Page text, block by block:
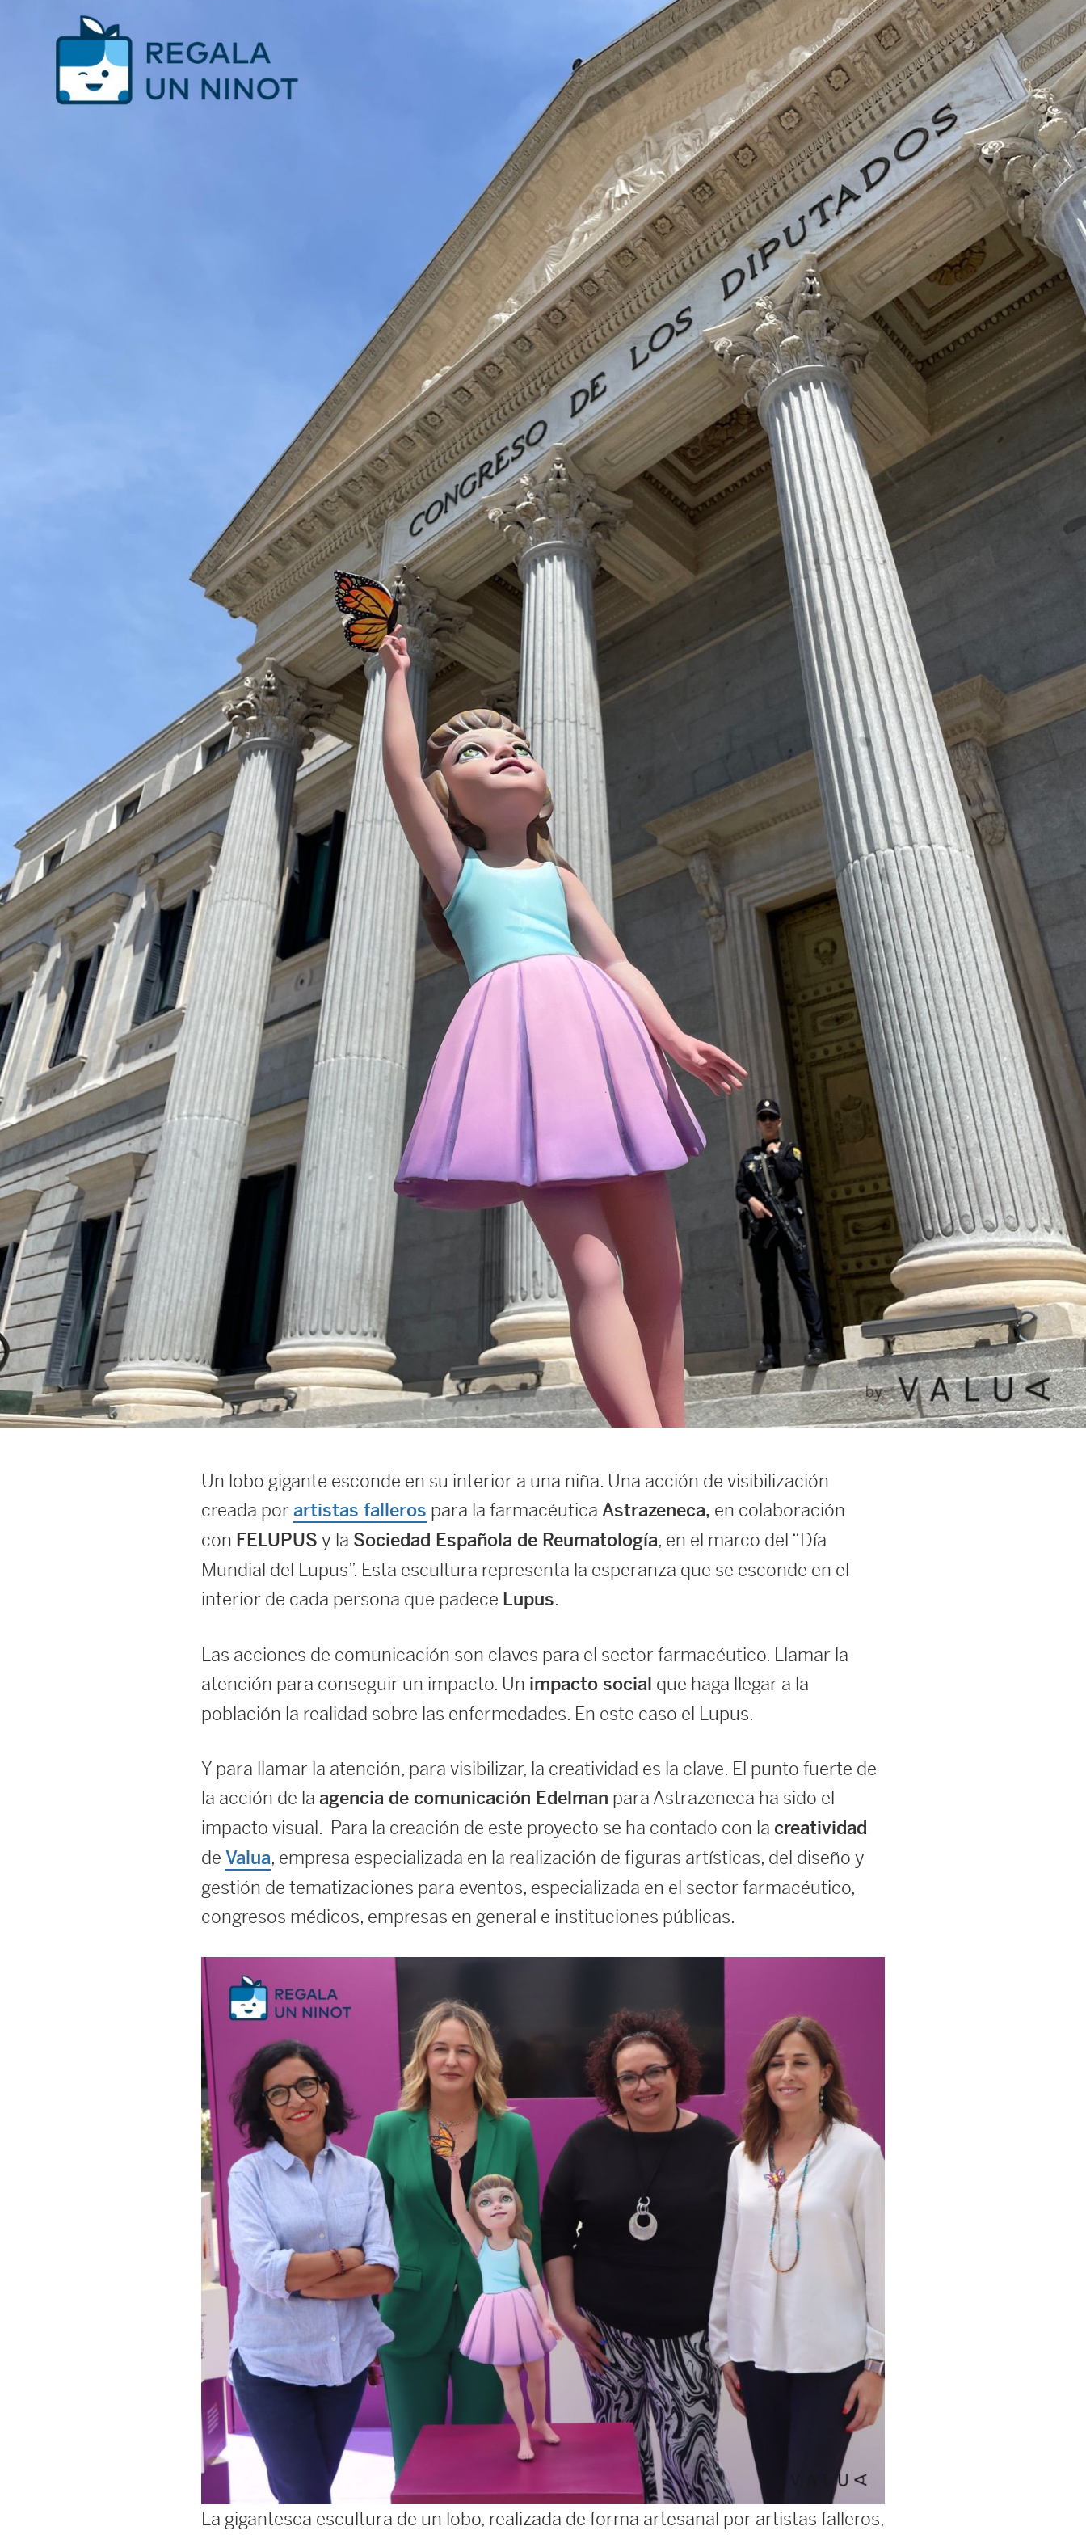
Un lobo gigante esconde en su interior a una niña. Una acción de visibilización
creada por artistas falleros para la farmacéutica Astrazeneca, en colaboración
con FELUPUS y la Sociedad Española de Reumatología, en el marco del “Día
Mundial del Lupus”. Esta escultura representa la esperanza que se esconde en el
interior de cada persona que padece Lupus.
Las acciones de comunicación son claves para el sector farmacéutico. Llamar la
atención para conseguir un impacto. Un impacto social que haga llegar a la
población la realidad sobre las enfermedades. En este caso el Lupus.
Y para llamar la atención, para visibilizar, la creatividad es la clave. El punto fuerte de
la acción de la agencia de comunicación Edelman para Astrazeneca ha sido el
impacto visual. Para la creación de este proyecto se ha contado con la creatividad
de Valua, empresa especializada en la realización de figuras artísticas, del diseño y
gestión de tematizaciones para eventos, especializada en el sector farmacéutico,
congresos médicos, empresas en general e instituciones públicas.
La gigantesca escultura de un lobo, realizada de forma artesanal por artistas falleros,